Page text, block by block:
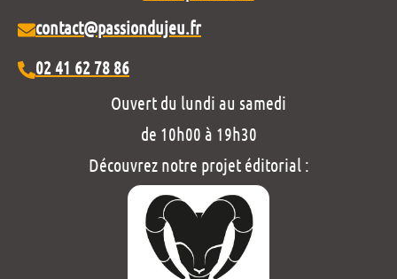
contact@passiondujeu.fr
02 41 62 78 86
Ouvert du lundi au samedi
de 10h00 à 19h30
Découvrez notre projet éditorial :